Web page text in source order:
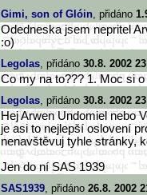
Gimi, son of Glóin, přidáno
Odedneska jsem nepritel
:o)
Legolas, přidáno 30.8. 2002
Co my na to??? 1. Moc si
Legolas, přidáno 30.8. 2002
Hej Arwen Undomiel nebo
je asi to nejlepší oslovení
nenavštěvuj tyhle stránky,
Jen do ní SAS 1939
SAS1939, přidáno 26.8. 2002